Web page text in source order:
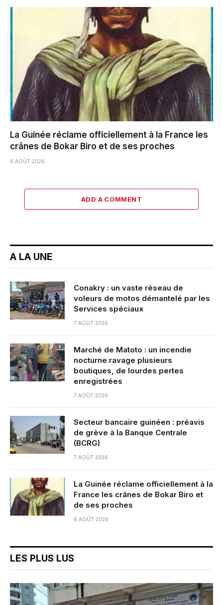
La Guinée réclame officiellement à la France les
crânes de Bokar Biro et de ses proches
6 AOÛT 2026
ADD A COMMENT
A LA UNE
Conakry : un vaste réseau de
voleurs de motos démantelé par les
Services spéciaux
7 AOÛT 2026
Marché de Matoto : un incendie
nocturne ravage plusieurs
boutiques, de lourdes pertes
enregistrées
7 AOÛT 2026
Secteur bancaire guinéen : préavis
de grève à la Banque Centrale
(BCRG)
7 AOÛT 2026
La Guinée réclame officiellement à la
France les crânes de Bokar Biro et
de ses proches
6 AOÛT 2026
LES PLUS LUS